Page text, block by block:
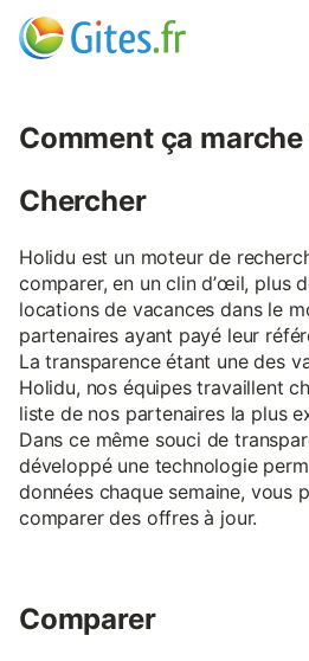
Comment ça marche
Chercher
Holidu est un moteur de
comparer, en un clin d’œil, plus
locations de vacances dans le
partenaires ayant payé leur
La transparence étant une des
Holidu, nos équipes travaillent
liste de nos partenaires la plus
Dans ce même souci de
développé une technologie
données chaque semaine, vous
comparer des offres à jour.
Comparer